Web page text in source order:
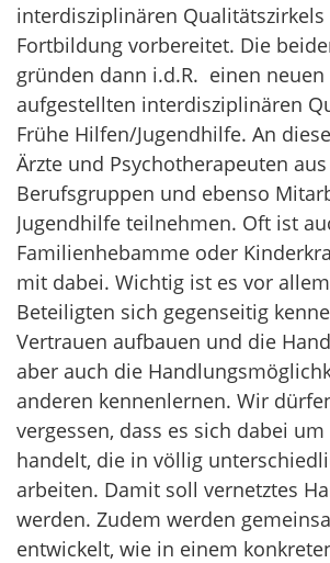
interdisziplinären
Fortbildung vorbereitet. Die
gründen dann i.d.R. einen neuen
aufgestellten interdisziplinären
Frühe Hilfen/Jugendhilfe. An
Ärzte und Psychotherapeuten
Berufsgruppen und ebenso
Jugendhilfe teilnehmen. Oft ist
Familienhebamme oder
mit dabei. Wichtig ist es vor
Beteiligten sich gegenseitig
Vertrauen aufbauen und die
aber auch die
anderen kennenlernen. Wir
vergessen, dass es sich dabei
handelt, die in völlig
arbeiten. Damit soll vernetztes
werden. Zudem werden
entwickelt, wie in einem